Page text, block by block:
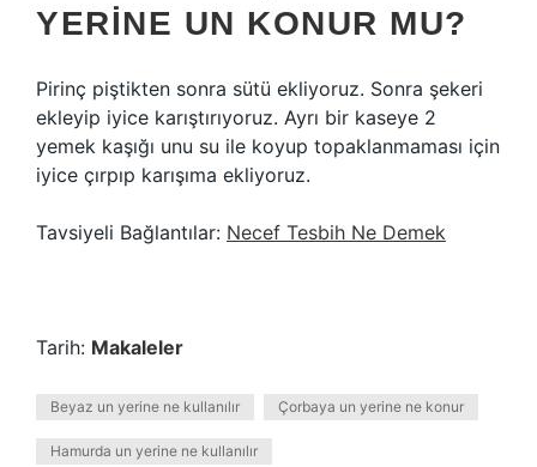
YERINE UN KONUR MU?
Pirinç piştikten sonra sütü ekliyoruz. Sonra şekeri
ekleyip iyice karıştırıyoruz. Ayrı bir kaseye 2
yemek kaşığı unu su ile koyup topaklanmaması için
iyice çırpıp karışıma ekliyoruz.
Tavsiyeli Bağlantılar: Necef Tesbih Ne Demek
Tarih: Makaleler
Beyaz un yerine ne kullanılır Çorbaya un yerine ne konur
Hamurda un yerine ne kullanılır